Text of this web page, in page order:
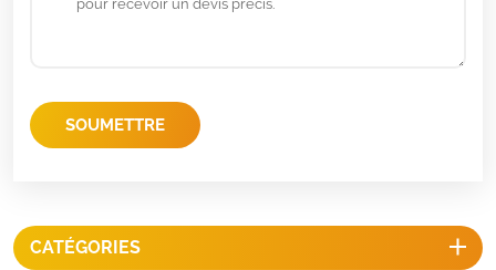
SOUMETTRE
CATÉGORIES